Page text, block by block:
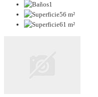
1
56 m²
61 m²